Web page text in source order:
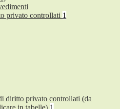
privato controllati 1
diritto privato controllati (da